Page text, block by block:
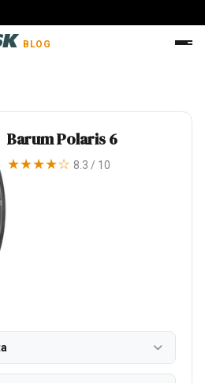
BLOG
Barum Polaris 6
★★★★☆ 8.3 / 10